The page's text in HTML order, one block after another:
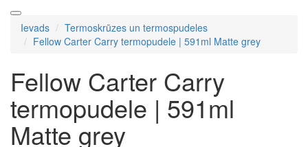
Ievads
Termoskrūzes un termospudeles
Fellow Carter Carry termopudele | 591ml Matte grey
Fellow Carter Carry
termopudele | 591ml
Matte grey